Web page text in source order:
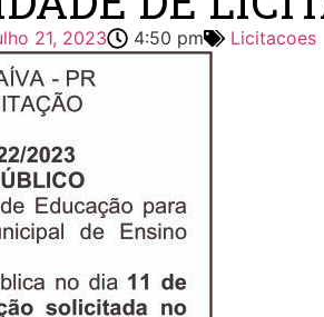
21, 2023 4:50 pm Licitacoes